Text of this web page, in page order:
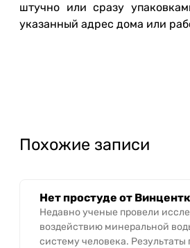
штучно или сразу
указанный адрес дома или
Похожие записи
Нет простуде от
Недавно ученые провели
воздействию минеральной
систему человека. Результаты